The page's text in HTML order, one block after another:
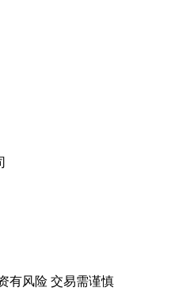
有风险 交易需谨慎